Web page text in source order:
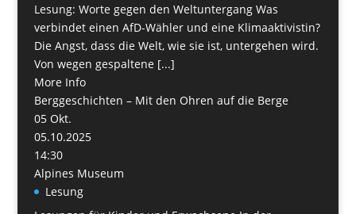
Lesung: Worte gegen den Weltuntergang Was
verbindet einen AfD-Wähler und eine Klimaaktivistin?
Die Angst, dass die Welt, wie sie ist, untergehen wird.
Von wegen gespaltene [...]
More Info
Berggeschichten – Mit den Ohren auf die Berge
05 Okt.
05.10.2025
14:30
Alpines Museum
Lesung